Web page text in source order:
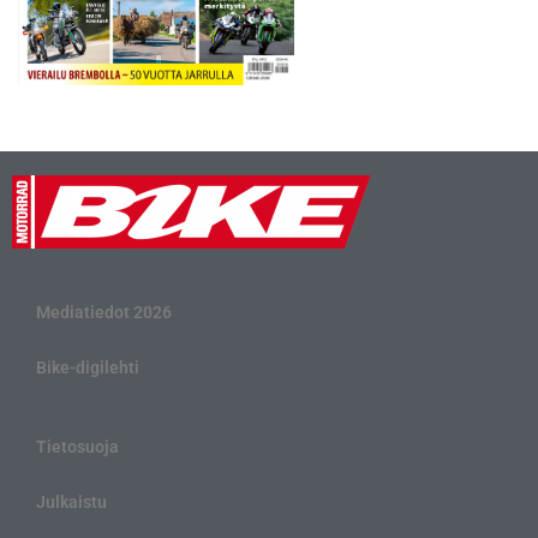
Mediatiedot 2026
Bike-digilehti
Tietosuoja
Julkaistu